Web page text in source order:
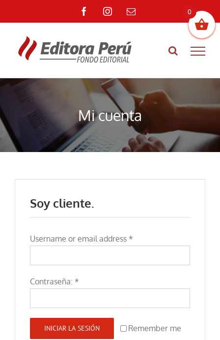
FacebookInstagramCorreo
Mi cuenta
Soy cliente.
Username or email address *
Contraseña: *
Remember me
INICIAR LA SESIÓN
0